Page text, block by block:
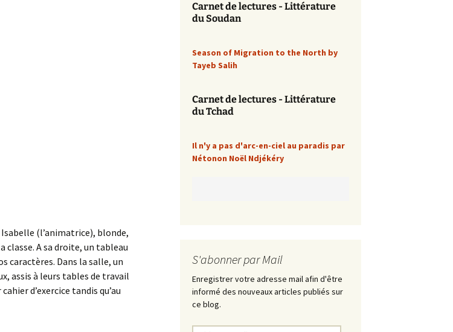
(l’animatrice), blonde,
A sa droite, un tableau
caractères. Dans la salle, un
assis à leurs tables de travail
d’exercice tandis qu’au
Carnet de lectures - Littérature
du Soudan
Season of Migration to the North by
Tayeb Salih
Carnet de lectures - Littérature
du Tchad
Il n'y a pas d'arc-en-ciel au paradis par
Nétonon Noël Ndjékéry
S'abonner par Mail
Enregistrer votre adresse mail afin d'être
informé des nouveaux articles publiés sur
ce blog.